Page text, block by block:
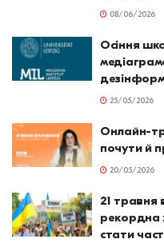
08/06/2026
Осіння
25/05/2026
Онлайн-
почути й
20/05/2026
21 травня
рекордна
стати